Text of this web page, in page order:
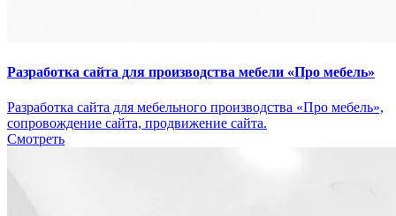
Разработка сайта для производства мебели «Про мебель»
Разработка сайта для мебельного производства «Про мебель»,
сопровождение сайта, продвижение сайта.
Смотреть